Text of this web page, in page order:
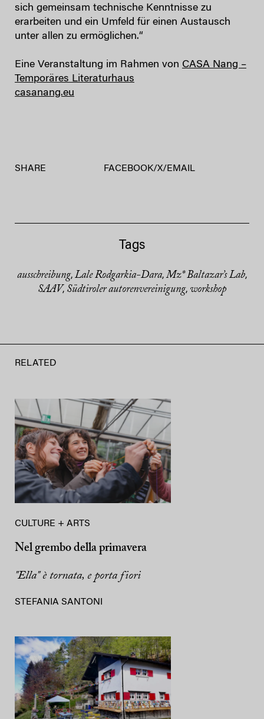
sich gemeinsam technische Kenntnisse zu
erarbeiten und ein Umfeld für einen Austausch
unter allen zu ermöglichen.“
Eine Veranstaltung im Rahmen von CASA Nang –
Temporäres Literaturhaus
casanang.eu
SHARE FACEBOOK/X/ EMAIL
Tags
ausschreibung, Lale Rodgarkia-Dara, Mz* Baltazar’s Lab,
SAAV, Südtiroler autorenvereinigung, workshop
RELATED
CULTURE + ARTS
Nel grembo della primavera
"Ella" è tornata, e porta fiori
STEFANIA SANTONI